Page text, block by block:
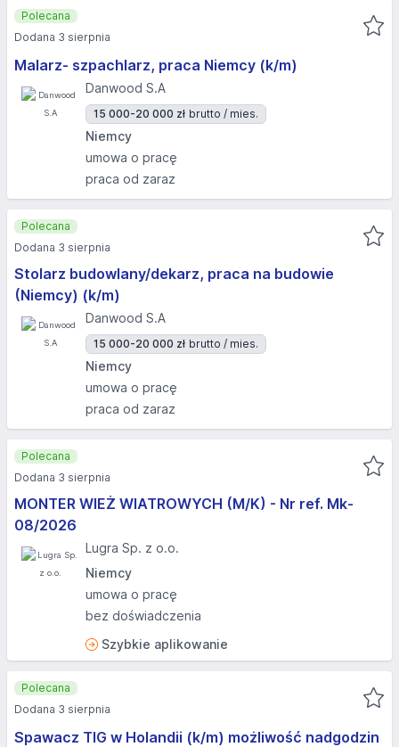
Malarz- szpachlarz, praca Niemcy (k/m)
Danwood S.A
15 000-20 000 zł brutto / mies.
Niemcy
umowa o pracę
praca od zaraz
Polecana
Dodana 3 sierpnia
Stolarz budowlany/dekarz, praca na budowie
(Niemcy) (k/m)
Danwood S.A
15 000-20 000 zł brutto / mies.
Niemcy
umowa o pracę
praca od zaraz
Polecana
Dodana 3 sierpnia
MONTER WIEŻ WIATROWYCH (M/K) - Nr ref. Mk-
08/2026
Lugra Sp. z o.o.
Niemcy
umowa o pracę
bez doświadczenia
Szybkie aplikowanie
Polecana
Dodana 3 sierpnia
Spawacz TIG w Holandii (k/m) możliwość nadgodzin
Polecana
Dodana 3 sierpnia